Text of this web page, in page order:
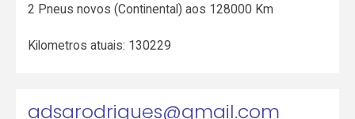
2 Pneus novos (Continental) aos 128000 Km
Kilometros atuais: 130229
adsarodrigues@gmail.com